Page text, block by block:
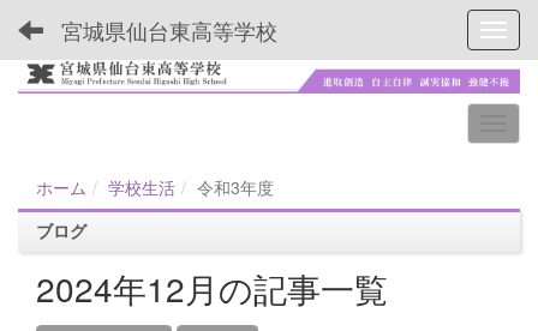
宮城県仙台東高等学校
ホーム 学校生活
令和3年度
ブログ
2024年12月の記事一覧